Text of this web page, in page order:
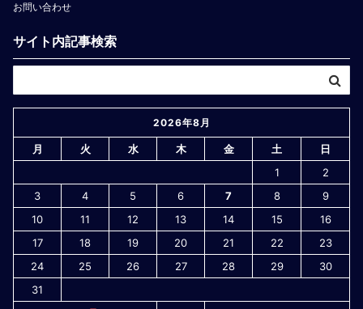
お問い合わせ
サイト内記事検索
2026年8月
月 火 水 木 金 土 日
1
2
3
4 5 6 7 8
9
10
11 12 13 14 15
16
17
18 19 20 21 22
23
24
25 26 27 28 29
30
31